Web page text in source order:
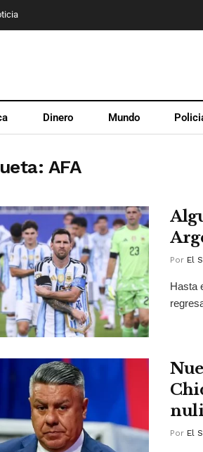
Dinero Mundo
AFA
Por El
Hasta
Por El